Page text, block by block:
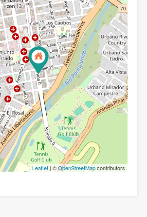
Leaflet | ©OpenStreetMapcontributors